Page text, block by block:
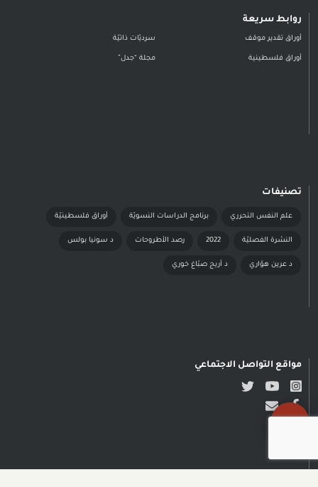
روابط سريعة
أوراق تقدير موقف سرديّات ذاتيّة
أوراق فلسطينية مجلة “جدل”
تصنيفات
علم النفس التحرري برنامج الدراسات النسويّة أوراق فلسطينيّة
النشرة الفصليّة 2022 رصد الأطروحات د سونيا بولس
د عرين هوّاري د أريج صبّاغ خوري
مواقع التواصل الاجتماعي